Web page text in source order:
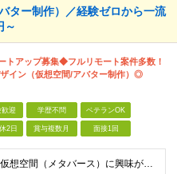
ター制作）／経験ゼロから一流
～
トアップ募集◆フルリモート案件多数！
イン（仮想空間/アバター制作）◎
迎 学歴不問 ベテランOK
2日 賞与複数月 面接1回
3Dデザインや仮想空間（メタバース）に興味がある方大歓迎！ ―★ 未経験者大歓迎！学歴・経験不問/第二新卒歓迎/WEB面接可能！ ★― 「パソコンの電源ってどうやって入れるの？」 「ワードもエクセ